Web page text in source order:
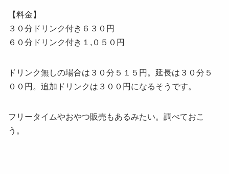
【料金】
３０分ドリンク付き６３０円
６０分ドリンク付き１,０５０円
ドリンク無しの場合は３０分５１５円。延長は３０分５
００円。追加ドリンクは３００円になるそうです。
フリータイムやおやつ販売もあるみたい。調べておこ
う。